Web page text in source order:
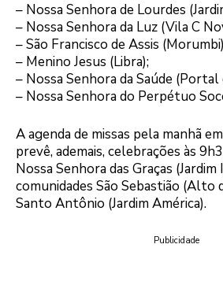
– Nossa Senhora de Lourdes
– Nossa Senhora da Luz (Vila C
– São Francisco de Assis
– Menino Jesus (Libra);
– Nossa Senhora da Saúde (Portal
– Nossa Senhora do Perpétuo
A agenda de missas pela manhã
prevê, ademais, celebrações às
Nossa Senhora das Graças (Jardim
comunidades São Sebastião (Alto
Santo Antônio (Jardim América).
Publicidade